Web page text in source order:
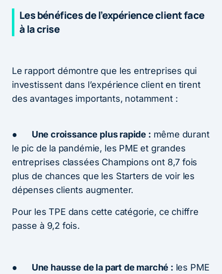
Les bénéfices de l’expérience client face
à la crise
Le rapport démontre que les entreprises qui
investissent dans l’expérience client en tirent
des avantages importants, notamment :
● Une croissance plus rapide : même durant
le pic de la pandémie, les PME et grandes
entreprises classées Champions ont 8,7 fois
plus de chances que les Starters de voir les
dépenses clients augmenter.
Pour les TPE dans cette catégorie, ce chiffre
passe à 9,2 fois.
● Une hausse de la part de marché : les PME